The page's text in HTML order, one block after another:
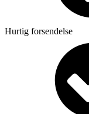
Hurtig forsendelse